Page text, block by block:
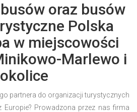
oraz busów
Polska
w miejscowości
Marlewo i
okolice
partnera do organizacji turystycznych
Prowadzona przez nas firma